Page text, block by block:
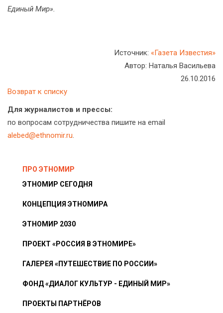
Единый Мир».
Источник: «Газета Известия»
Автор: Наталья Васильева
26.10.2016
Возврат к списку
Для журналистов и прессы:
по вопросам сотрудничества пишите на email
alebed@ethnomir.ru.
ПРО ЭТНОМИР
ЭТНОМИР СЕГОДНЯ
КОНЦЕПЦИЯ ЭТНОМИРА
ЭТНОМИР 2030
ПРОЕКТ «РОССИЯ В ЭТНОМИРЕ»
ГАЛЕРЕЯ «ПУТЕШЕСТВИЕ ПО РОССИИ»
ФОНД «ДИАЛОГ КУЛЬТУР - ЕДИНЫЙ МИР»
ПРОЕКТЫ ПАРТНЁРОВ